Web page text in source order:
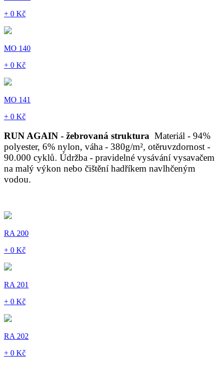
+ 0 Kč
MO 140
+ 0 Kč
MO 141
+ 0 Kč
RUN AGAIN - žebrovaná struktura Materiál - 94%
polyester, 6% nylon, váha - 380g/m², otěruvzdornost -
90.000 cyklů. Údržba - pravidelné vysávání vysavačem
na malý výkon nebo čištění hadříkem navlhčeným
vodou.
RA 200
+ 0 Kč
RA 201
+ 0 Kč
RA 202
+ 0 Kč